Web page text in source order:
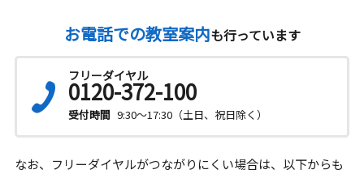
お電話での教室案内も行っています
フリーダイヤル
0120-372-100
受付時間 9:30～17:30（土日、祝日除く）
なお、フリーダイヤルがつながりにくい場合は、以下からも